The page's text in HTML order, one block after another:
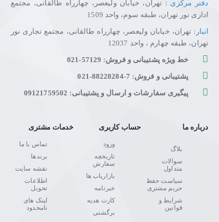
دفتر مرکزی : تهران، خیابان ولیعصر، چهارراه طالقانی، مجتمع
اداری نور تهران، طبقه سوم، واحد 1509
انبار : تهران، خیابان ولیعصر، چهارراه طالقانی، مجتمع تجاری نور
تهران، طبقه چهارم ، واحد 12037
خط ویژه پشتیبانی و فروش: 57129-021
پشتیبانی و فروش: 7-88228284-021
پیگیری سفارشات و ارسال و پشتیبانی: 09121759502
درباره ما
بلاگ
سوالات
متداول
سیاست حفظ
حریم مشتری
شرایط و
قوانین
حساب کاربری
ورود
تاریخچه
سفارش
بازاریاب ها
خبرنامه
کارت هدیه
برگشتی
خدمات مشتری
تماس با ما
برندها
نقشه سایت
اطلاعات
تحویل
لینک های
نامحدود